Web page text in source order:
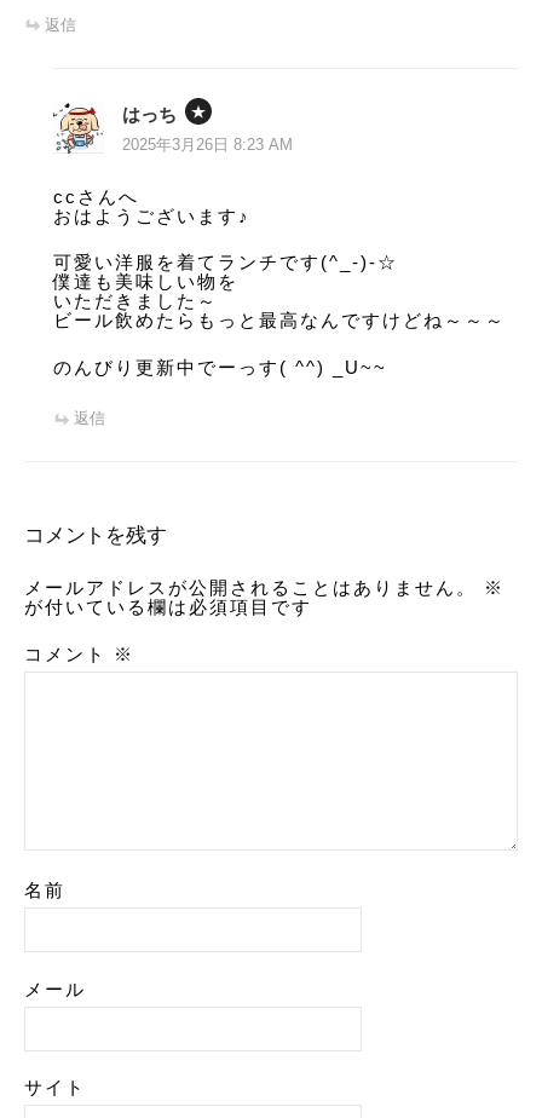
返信
はっち
2025年3月26日 8:23 AM
ccさんへ
おはようございます♪
可愛い洋服を着てランチです(^_-)-☆
僕達も美味しい物を
いただきました～
ビール飲めたらもっと最高なんですけどね～～～
のんびり更新中でーっす( ^^) _U~~
返信
コメントを残す
メールアドレスが公開されることはありません。
※
が付いている欄は必須項目です
コメント ※
名前
メール
サイト